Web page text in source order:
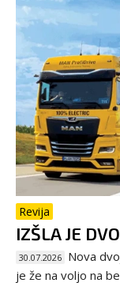
Revija
IZŠLA JE
30.07.2026 Nova
je že na voljo na